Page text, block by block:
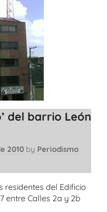
del barrio León
2010 by Periodismo
residentes del Edificio
entre Calles 2a y 2b